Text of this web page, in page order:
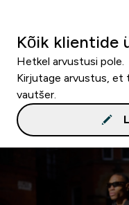
Kõik klientide
Hetkel arvustusi pole.
Kirjutage arvustus, et
vautšer.